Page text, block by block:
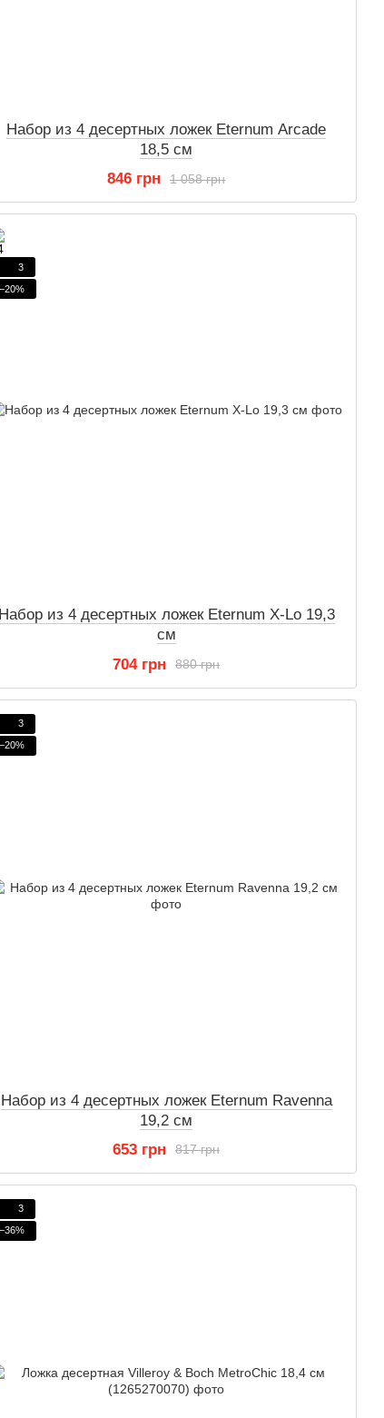
Набор из 4 десертных ложек Eternum Arcade
18,5 см
1 058 грн
846 грн
3
−20%
Набор из 4 десертных ложек Eternum X-Lo 19,3
см
880 грн
704 грн
3
−20%
Набор из 4 десертных ложек Eternum Ravenna
19,2 см
817 грн
653 грн
3
−36%